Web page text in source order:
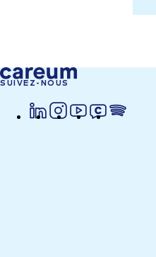
SUIVEZ-NOUS